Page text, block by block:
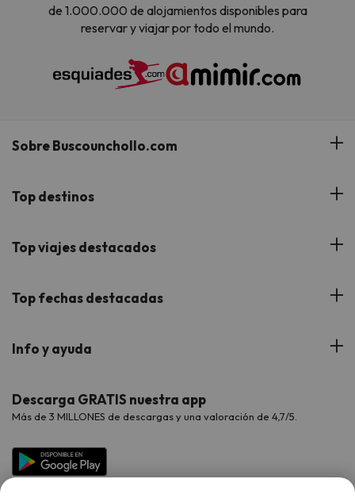
de 1.000.000 de alojamientos disponibles para
reservar y viajar por todo el mundo.
Sobre Buscounchollo.com
¿Quiénes somos?
Buscounchollo en los medios
Proveedores
Viajes para grupos
Top destinos
Hoteles Andalucía
Hoteles Cataluña
Hoteles Galicia
Hoteles Salou
Top viajes destacados
Viajes con Niños
Viajes de Novios
Chollos con Todo Incluido
Chollos en la playa
Top fechas destacadas
Verano
Vacaciones en Agosto
Vacaciones en Octubre
Info y ayuda
Contáctanos
Preguntas frecuentes
Descarga GRATIS nuestra app
Más de 3 MILLONES de descargas y una valoración de 4,7/5.